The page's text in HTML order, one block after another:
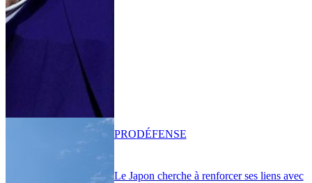
Le Japon cherche à renforcer ses liens avec
PRODÉFENSE